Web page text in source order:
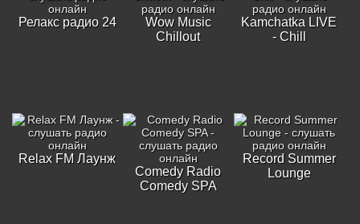
Релакс радио 24
Wow Music
Chillout
Kamchatka LIVE
- Chill
Relax FM Лаунж
Comedy Radio
Comedy SPA
Record Summer
Lounge